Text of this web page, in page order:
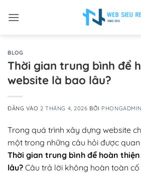
qua
BLOG
Thời gian trung bình để
website là bao lâu?
ĐĂNG VÀO2 THÁNG 4, 2026 BỞI PHONGADMIN
Trong quá trình xây dựng website
một trong những câu hỏi được
Thời gian trung bình để hoàn
lâu? Câu trả lời không hoàn toàn cố